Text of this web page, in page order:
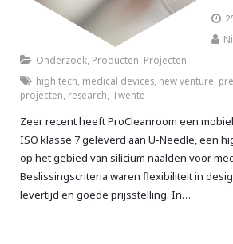
Onderzoek Producten Projecten
high tech medical devices new venture
projecten research Twente
Zeer recent heeft ProCleanroom een
ISO klasse 7 geleverd aan U-Needle, een
op het gebied van silicium naalden voor
Beslissingscriteria waren flexibiliteit in
levertijd en goede prijsstelling. In…